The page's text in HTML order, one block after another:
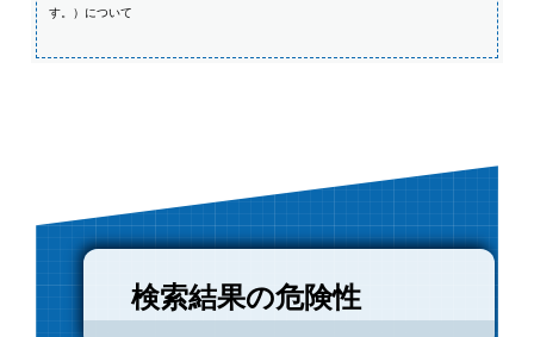
す。）について
検索結果の危険性